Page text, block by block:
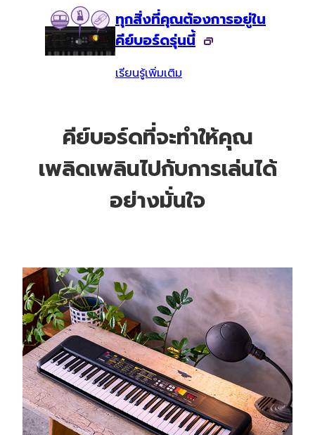
ทุกสิ่งที่คุณต้องการอยู่ใน
คีย์บอร์ดรุ่นนี้
เรียนรู้เพิ่มเติม
คีย์บอร์ดที่จะทำให้คุณ
เพลิดเพลินไปกับการเล่นได้
อย่างมั่นใจ